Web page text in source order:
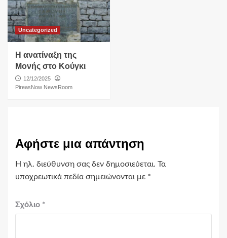
Uncategorized
Η ανατίναξη της
Μονής στο Κούγκι
12/12/2025
PireasNow NewsRoom
Αφήστε μια απάντηση
Η ηλ. διεύθυνση σας δεν δημοσιεύεται. Τα
υποχρεωτικά πεδία σημειώνονται με *
Σχόλιο *